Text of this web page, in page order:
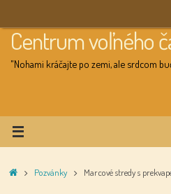
to
content
Centrum voľného
"Nohami kráčajte po zemi, ale srdcom
HomePozvánky Marcové stredy s